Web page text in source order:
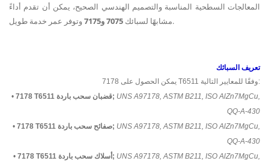
المعالجات السطحية المناسبة والتصميم الهندسي الصحيح، يمكن أن تقدم أداءً
مشابهًا لسبائك 7075 و7175 وتوفر عمر خدمة طويل.
تعريف السبائك
يمكن الحصول على 7178 T6511 وفقًا للمعايير التالية:
•
7178 T6511 قضبان سحب باردة; UNS A97178, ASTM B211, ISO AlZn7MgCu,
QQ-A-430
•
7178 T6511 صفائح سحب باردة; UNS A97178, ASTM B211, ISO AlZn7MgCu,
QQ-A-430
•
7178 T6511 أسلاك سحب باردة; UNS A97178, ASTM B211, ISO AlZn7MgCu,